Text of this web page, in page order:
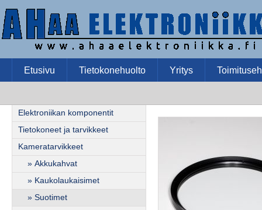
Etusivu Tietokonehuolto Yritys
Elektroniikan komponentit
Tietokoneet ja tarvikkeet
Kameratarvikkeet
» Akkukahvat
» Kaukolaukaisimet
» Suotimet